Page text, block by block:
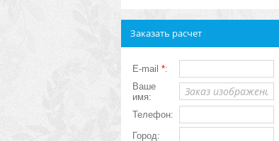
Заказать расчет
E-mail *:
Ваше
имя:
Телефон:
Город: